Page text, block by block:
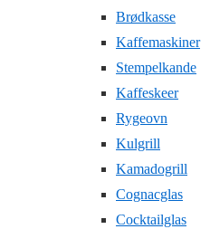
Brødkasse
Kaffemaskiner
Stempelkande
Kaffeskeer
Rygeovn
Kulgrill
Kamadogrill
Cognacglas
Cocktailglas